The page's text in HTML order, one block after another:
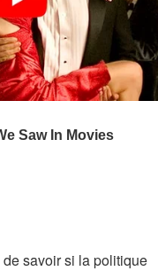
savoir si la politique